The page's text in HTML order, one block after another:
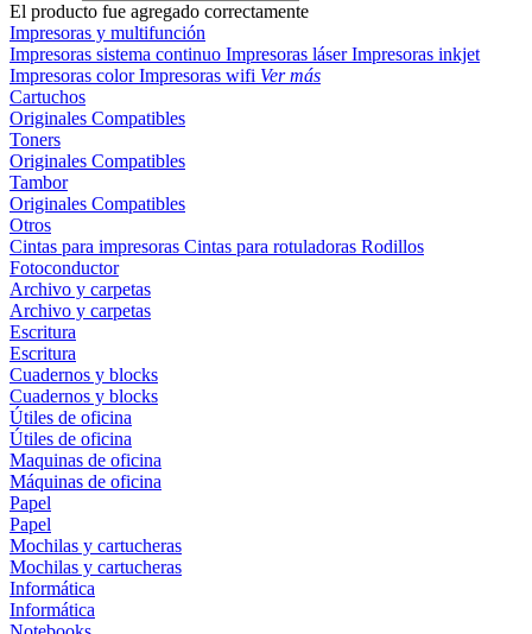
El producto fue agregado correctamente
Impresoras y multifunción
Impresoras sistema continuo Impresoras láserImpresoras inkjet
Impresoras colorImpresoras wifi Ver más
Cartuchos
Originales Compatibles
Toners
Originales Compatibles
Tambor
Originales Compatibles
Otros
Cintas para impresoras Cintas para rotuladoras Rodillos
Fotoconductor
Archivo y carpetas
Archivo y carpetas
Escritura
Escritura
Cuadernos y blocks
Cuadernos y blocks
Útiles de oficina
Útiles de oficina
Maquinas de oficina
Máquinas de oficina
Papel
Papel
Mochilas y cartucheras
Mochilas y cartucheras
Informática
Informática